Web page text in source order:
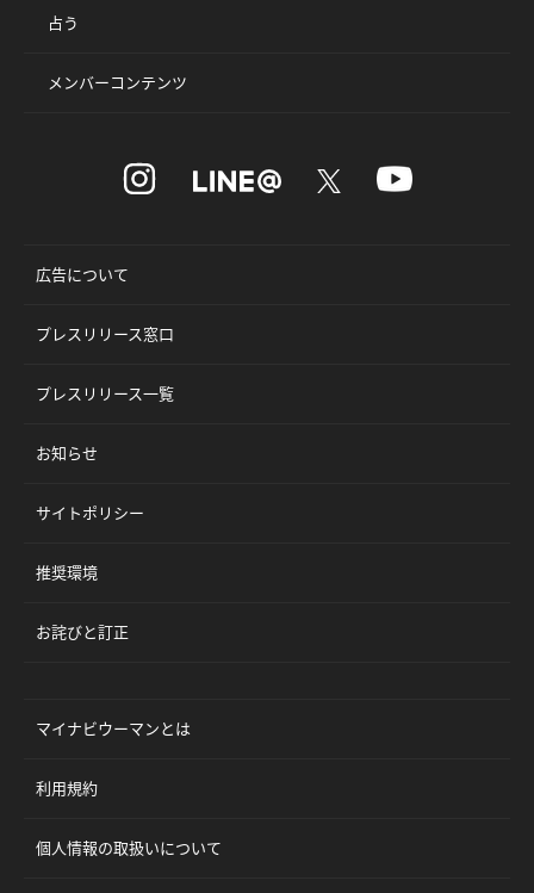
占う
メンバーコンテンツ
広告について
プレスリリース窓口
プレスリリース一覧
お知らせ
サイトポリシー
推奨環境
お詫びと訂正
マイナビウーマンとは
利用規約
個人情報の取扱いについて